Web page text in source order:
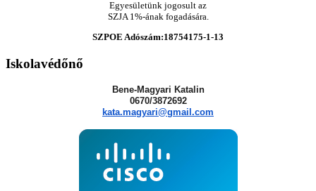
Egyesületünk jogosult az
SZJA 1%-ának fogadására.
SZPOE Adószám:18754175-1-13
Iskolavédőnő
Bene-Magyari Katalin
0670/3872692
kata.magyari@gmail.com